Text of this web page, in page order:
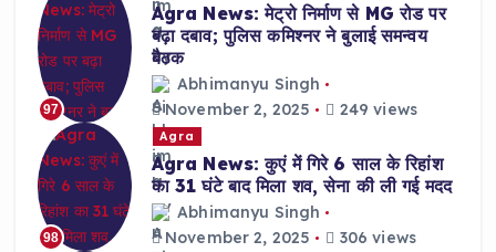
97
Agra News: मेट्रो निर्माण से MG रोड पर
बढ़ा दबाव; पुलिस कमिश्नर ने बुलाई समन्वय
बैठक
Abhimanyu Singh
November 2, 2025
249 views
98
Agra
Agra News: कुएं में गिरे 6 साल के रिहांश
का 31 घंटे बाद मिला शव, सेना की ली गई मदद
Abhimanyu Singh
November 2, 2025
306 views